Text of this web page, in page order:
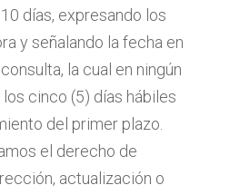
días, expresando los
y señalando la fecha en
la cual en ningún
cinco (5) días hábiles
del primer plazo.
el derecho de
actualización o